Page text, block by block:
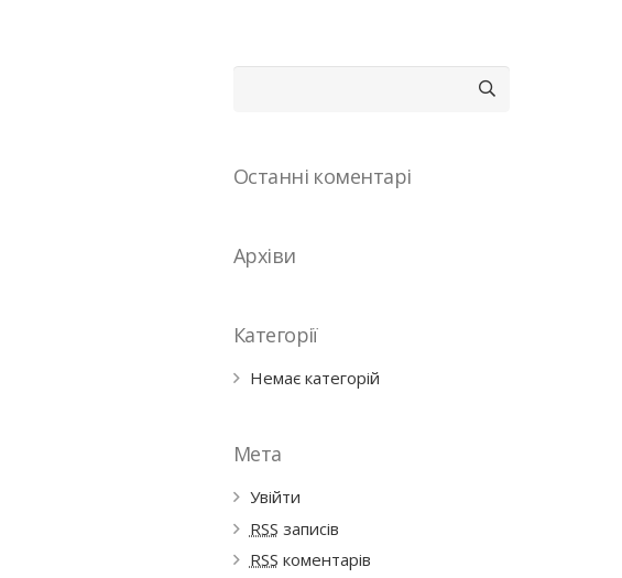
Останні коментарі
Архіви
Категорії
Немає категорій
Мета
Увійти
RSS записів
RSS коментарів